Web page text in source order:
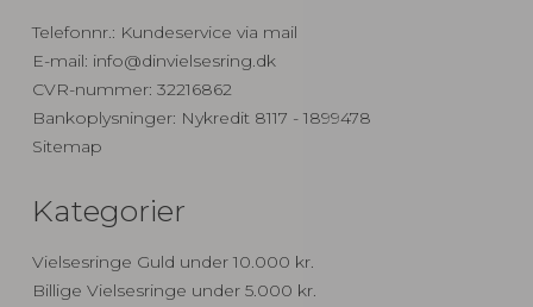
Telefonnr.: Kundeservice via mail
E-mail: info@dinvielsesring.dk
CVR-nummer: 32216862
Bankoplysninger: Nykredit 8117 - 1899478
Sitemap
Kategorier
Vielsesringe Guld under 10.000 kr.
Billige Vielsesringe under 5.000 kr.